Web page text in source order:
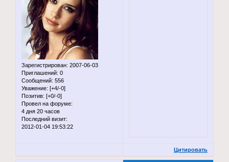
Зарегистрирован: 2007-06-03
Приглашений: 0
Сообщений: 556
Уважение: [+4/-0]
Позитив: [+0/-0]
Провел на форуме:
4 дня 20 часов
Последний визит:
2012-01-04 19:53:22
Цитировать